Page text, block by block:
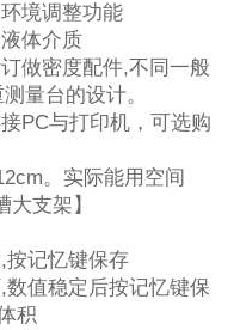
境调整功能
体介质
做密度配件,不同一般
量台的设计。
PC与打印机，可选购
。实际能用空间
支架】
按记忆键保存
值稳定后按记忆键保
积